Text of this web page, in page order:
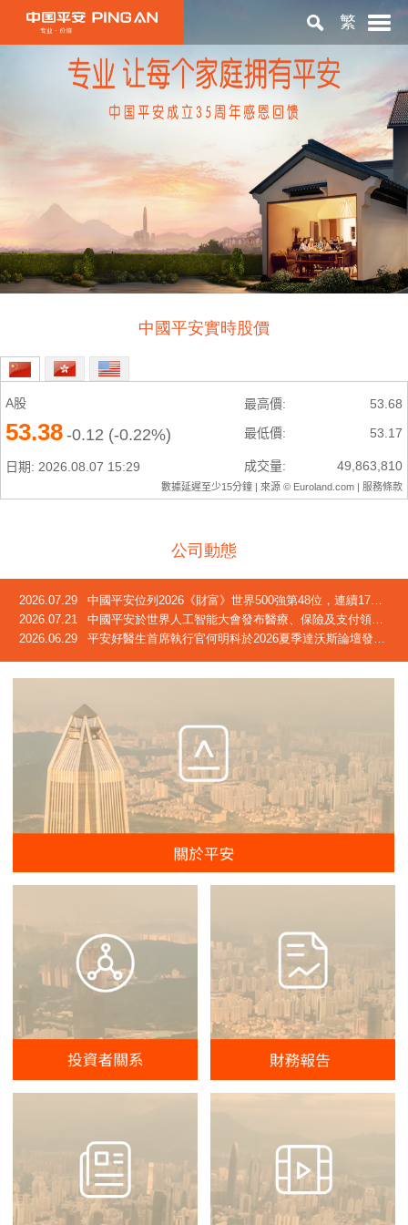
繁
中國平安實時股價
公司動態
2026.07.29
中國平安位列2026《財富》世界500強第48位，連續17年躋身榜單
2026.07.21
中國平安於世界人工智能大會發布醫療、保險及支付領域創新成果
2026.06.29
平安好醫生首席執行官何明科於2026夏季達沃斯論壇發言：中國正迎來「屬於自己的長壽時代」
關於平安
投資者關係
ESG